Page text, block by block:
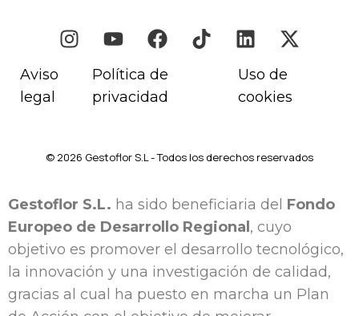
Aviso
legal
Política de
privacidad
Uso de
cookies
© 2026 Gestoflor S.L - Todos los derechos reservados
Gestoflor S.L. ha sido beneficiaria del Fondo
Europeo de Desarrollo Regional , cuyo
objetivo es promover el desarrollo tecnológico,
la innovación y una investigación de calidad,
gracias al cual ha puesto en marcha un Plan